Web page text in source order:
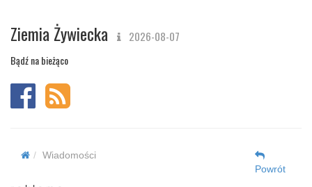
Ziemia Żywiecka 2026-08-07
Bądź na bieżąco
Wiadomości
Powrót